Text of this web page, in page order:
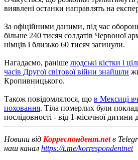
виявлені останки направлять на
За офіційними даними, під час
більше 240 тисяч солдатів Червоної
німців і близько 60 тисяч загинули.
Нагадаємо, раніше людські кістки і
часів Другої світової війни знайшли
Кропивницького.
Також повідомлялося, що в Мексиці
поховання. Тіла померлих були
послідовності - від 1-місячної дитини
Новини від Корреспондент.netв
наш канал https://t.me/korrespondentnet